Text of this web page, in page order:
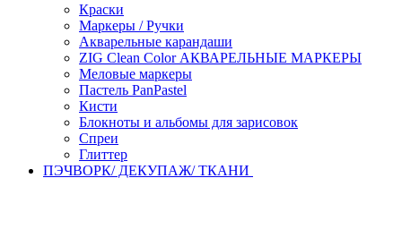
Краски
Маркеры / Ручки
Акварельные карандаши
ZIG Clean Color АКВАРЕЛЬНЫЕ МАРКЕРЫ
Меловые маркеры
Пастель PanPastel
Кисти
Блокноты и альбомы для зарисовок
Спреи
Глиттер
ПЭЧВОРК/ ДЕКУПАЖ/ ТКАНИ